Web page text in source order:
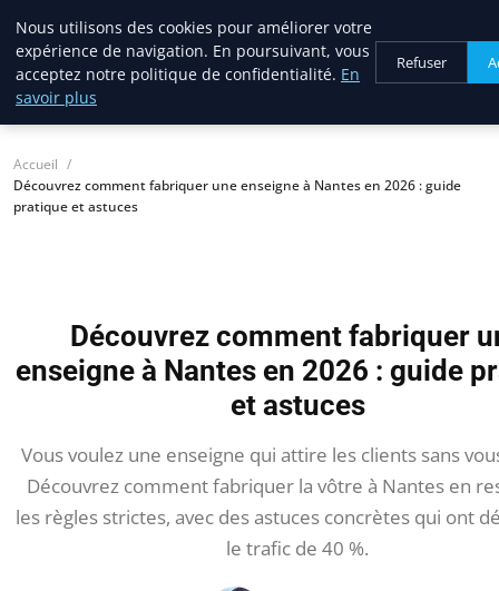
lostpages
BUSINESS INSIGHTS
Accueil
Découvrez comment fabriquer une enseigne à Nantes en 2026 : guide
pratique et astuces
Découvrez comment fabriquer
enseigne à Nantes en 2026 : guide
et astuces
Vous voulez une enseigne qui attire les clients sans
Découvrez comment fabriquer la vôtre à Nantes en
les règles strictes, avec des astuces concrètes qui ont
le trafic de 40 %.
Nous utilisons des cookies pour améliorer votre
expérience de navigation. En poursuivant, vous
acceptez notre politique de confidentialité. En
savoir plus
Refuser